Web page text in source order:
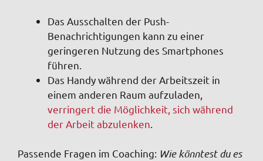
Das Ausschalten der Push-
Benachrichtigungen kann zu einer
geringeren Nutzung des Smartphones
führen.
Das Handy während der Arbeitszeit in
einem anderen Raum aufzuladen,
verringert die Möglichkeit, sich während
der Arbeit abzulenken
Passende Fragen im Coaching: Wie könntest du es